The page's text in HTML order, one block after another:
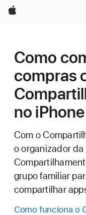
Apple
Como
compras
no
Com o
o organizador
grupo familiar
compartilhar
Como funciona o